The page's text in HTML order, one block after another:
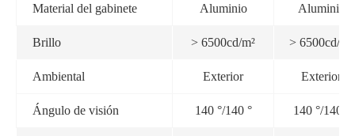
Material del gabinete Aluminio Aluminio
Brillo > 6500cd/m² > 6500cd/m²
Ambiental Exterior Exterior
Ángulo de visión 140 °/140 ° 140 °/140 °